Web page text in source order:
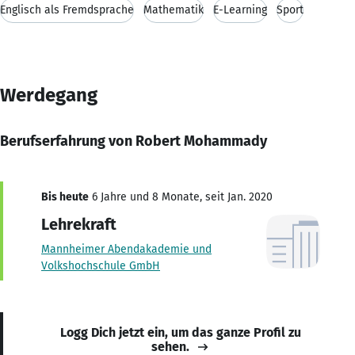
Englisch als Fremdsprache Mathematik E-Learning Sport
Werdegang
Berufserfahrung von Robert Mohammady
Bis heute 6 Jahre und 8 Monate, seit Jan. 2020
Lehrekraft
Mannheimer Abendakademie und
Volkshochschule GmbH
Logg Dich jetzt ein, um das ganze Profil zu
sehen.